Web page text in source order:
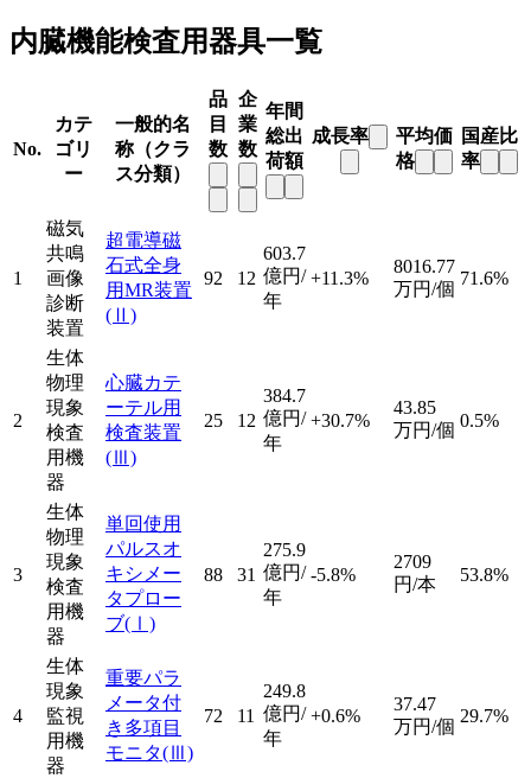
内臓機能検査用器具一覧
No.
カテ
ゴリ
ー
一般的名
称（クラ
ス分類）
品
目
数
企
業
数
年間
総出
荷額
成長率
平均価
格
国産比
率
1
磁気
共鳴
画像
診断
装置
超電導磁
石式全身
用MR装置
(Ⅱ)
92 12
603.7
億円/
年
+11.3%
8016.77
万円/個
71.6%
2
生体
物理
現象
検査
用機
器
心臓カテ
ーテル用
検査装置
(Ⅲ)
25 12
384.7
億円/
年
+30.7%
43.85
万円/個 0.5%
3
生体
物理
現象
検査
用機
器
単回使用
パルスオ
キシメー
タプロー
ブ(Ⅰ)
88 31
275.9
億円/
年
-5.8%
2709
円/本
53.8%
4
生体
現象
監視
用機
器
重要パラ
メータ付
き多項目
モニタ(Ⅲ)
72 11
249.8
億円/
年
+0.6%
37.47
万円/個
29.7%